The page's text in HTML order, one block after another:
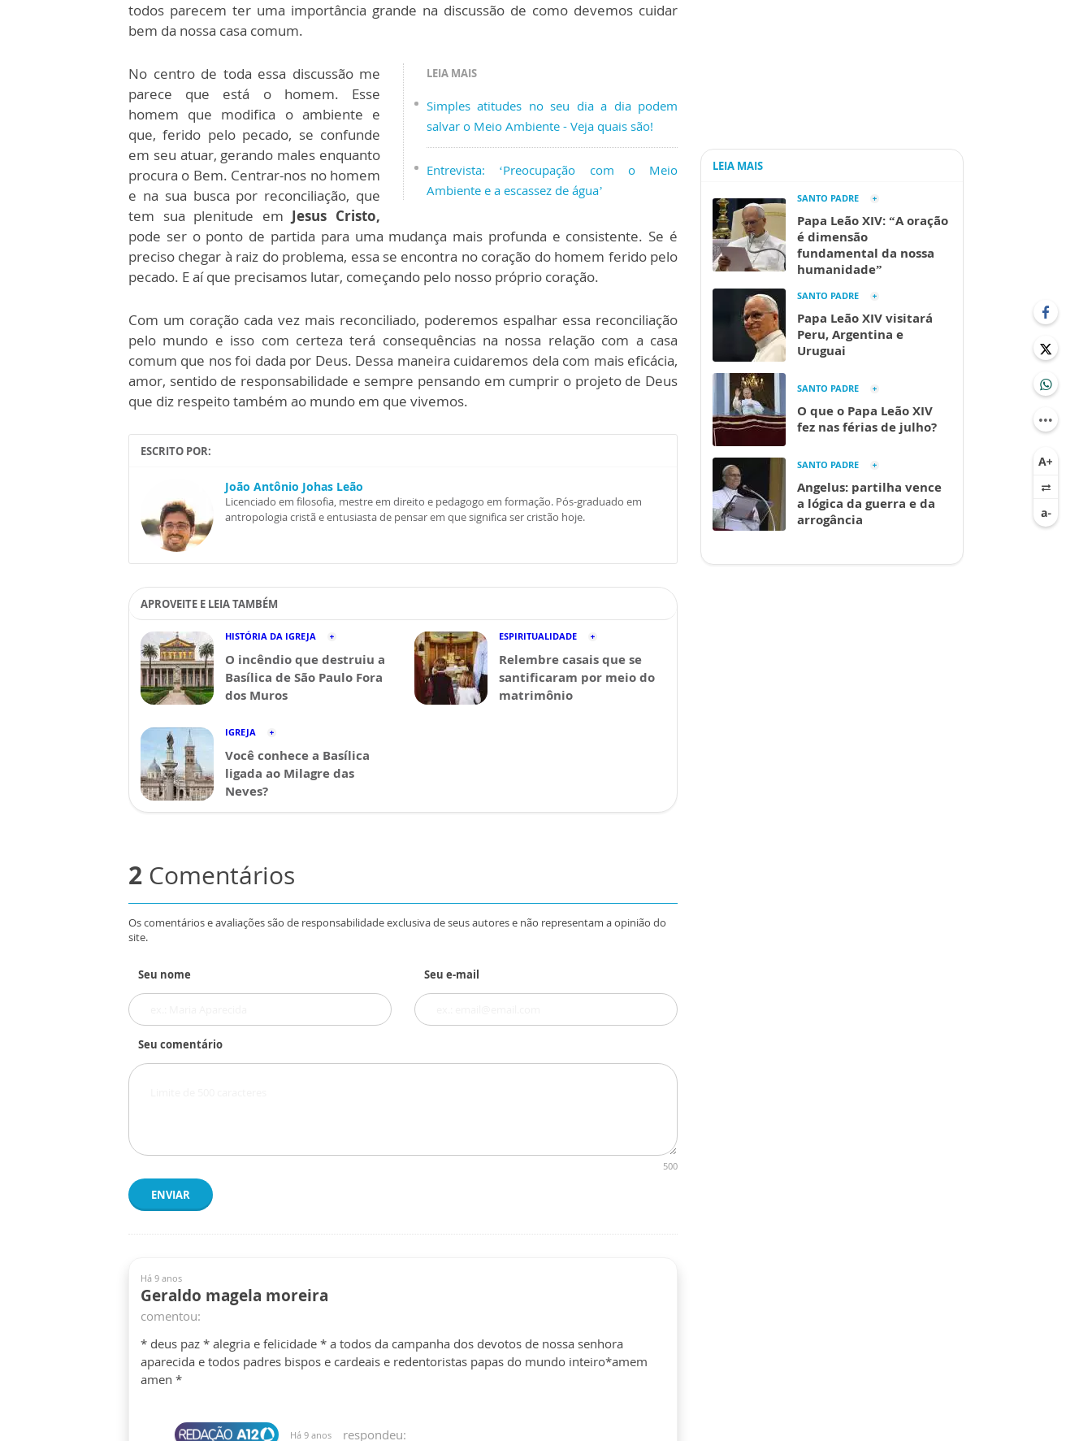
todos parecem ter uma importância grande na discussão de como devemos cuidar
bem da nossa casa comum.
LEIA MAIS
Simples atitudes no seu dia a dia podem
salvar o Meio Ambiente - Veja quais são!
Entrevista: ‘Preocupação com o Meio
Ambiente e a escassez de água’
No centro de toda essa discussão me
parece que está o homem. Esse
homem que modifica o ambiente e
que, ferido pelo pecado, se confunde
em seu atuar, gerando males enquanto
procura o Bem. Centrar-nos no homem
e na sua busca por reconciliação, que
tem sua plenitude em Jesus Cristo,
pode ser o ponto de partida para uma mudança mais profunda e consistente. Se é
preciso chegar à raiz do problema, essa se encontra no coração do homem ferido pelo
pecado. E aí que precisamos lutar, começando pelo nosso próprio coração.
Com um coração cada vez mais reconciliado, poderemos espalhar essa reconciliação
pelo mundo e isso com certeza terá consequências na nossa relação com a casa
comum que nos foi dada por Deus. Dessa maneira cuidaremos dela com mais eficácia,
amor, sentido de responsabilidade e sempre pensando em cumprir o projeto de Deus
que diz respeito também ao mundo em que vivemos.
ESCRITO POR:
João Antônio Johas Leão
Licenciado em filosofia, mestre em direito e pedagogo em formação. Pós-graduado em
antropologia cristã e entusiasta de pensar em que significa ser cristão hoje.
APROVEITE E LEIA TAMBÉM
HISTÓRIA DA IGREJA
O incêndio que destruiu a
Basílica de São Paulo Fora
dos Muros
ESPIRITUALIDADE
Relembre casais que se
santificaram por meio do
matrimônio
IGREJA
Você conhece a Basílica
ligada ao Milagre das
Neves?
2 Comentários
Os comentários e avaliações são de responsabilidade exclusiva de seus autores e não representam a opinião do
site.
Seu nome Seu e-mail
Seu comentário
500
ENVIAR
Há 9 anos
Geraldo magela moreira
comentou:
* deus paz * alegria e felicidade * a todos da campanha dos devotos de nossa senhora
aparecida e todos padres bispos e cardeais e redentoristas papas do mundo inteiro*amem
amen *
Há 9 anos respondeu:
LEIA MAIS
SANTO PADRE
Papa Leão XIV: “A oração
é dimensão
fundamental da nossa
humanidade”
SANTO PADRE
Papa Leão XIV visitará
Peru, Argentina e
Uruguai
SANTO PADRE
O que o Papa Leão XIV
fez nas férias de julho?
SANTO PADRE
Angelus: partilha vence
a lógica da guerra e da
arrogância